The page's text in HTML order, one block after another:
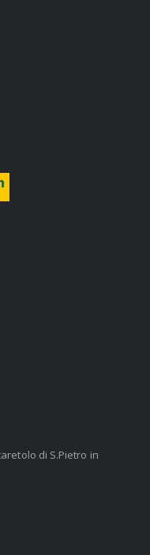
di S.Pietro in